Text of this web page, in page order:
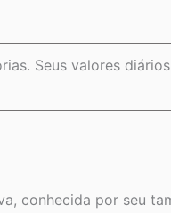
Seus valores
conhecida por seu